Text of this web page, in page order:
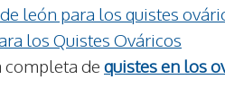
león para los quistes
los Quistes Ováricos
de quistes en los